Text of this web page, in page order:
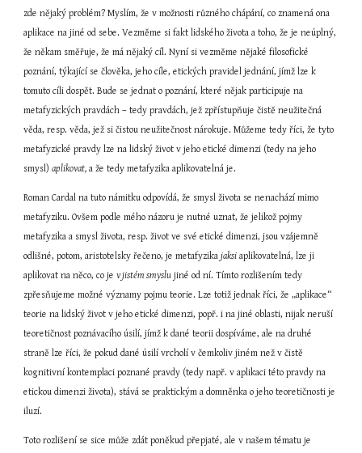
zde nějaký problém? Myslím, že v možnosti různého chápání, co znamená ona
aplikace na jiné od sebe. Vezměme si fakt lidského života a toho, že je neúplný,
že někam směřuje, že má nějaký cíl. Nyní si vezměme nějaké filosofické
poznání, týkající se člověka, jeho cíle, etických pravidel jednání, jímž lze k
tomuto cíli dospět. Bude se jednat o poznání, které nějak participuje na
metafyzických pravdách – tedy pravdách, jež zpřístupňuje čistě neužitečná
věda, resp. věda, jež si čistou neužitečnost nárokuje. Můžeme tedy říci, že tyto
metafyzické pravdy lze na lidský život v jeho etické dimenzi (tedy na jeho
smysl) aplikovat, a že tedy metafyzika aplikovatelná je.
Roman Cardal na tuto námitku odpovídá, že smysl života se nenachází mimo
metafyziku. Ovšem podle mého názoru je nutné uznat, že jelikož pojmy
metafyzika a smysl života, resp. život ve své etické dimenzi, jsou vzájemně
odlišné, potom, aristotelsky řečeno, je metafyzika jaksi aplikovatelná, lze ji
aplikovat na něco, co je v jistém smyslu jiné od ní. Tímto rozlišením tedy
zpřesňujeme možné významy pojmu teorie. Lze totiž jednak říci, že „aplikace“
teorie na lidský život v jeho etické dimenzi, popř. i na jiné oblasti, nijak neruší
teoretičnost poznávacího úsilí, jímž k dané teorii dospíváme, ale na druhé
straně lze říci, že pokud dané úsilí vrcholí v čemkoliv jiném než v čistě
kognitivní kontemplaci poznané pravdy (tedy např. v aplikaci této pravdy na
etickou dimenzi života), stává se praktickým a domněnka o jeho teoretičnosti je
iluzí.
Toto rozlišení se sice může zdát poněkud přepjaté, ale v našem tématu je